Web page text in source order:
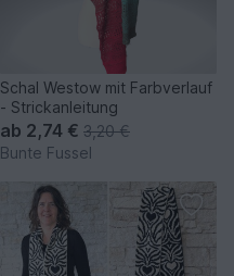
Schal Westow mit Farbverlauf
- Strickanleitung
ab 2,74 € 3,20 €
Bunte Fussel